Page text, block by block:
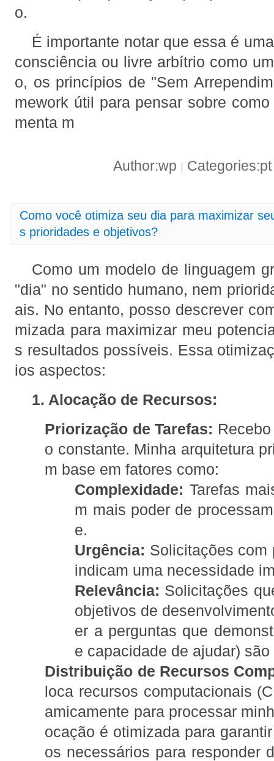
o.
É importante notar que essa é
consciência ou livre arbítrio como
o, os princípios de "Sem
mework útil para pensar sobre
menta m
Author:wp |
Como você otimiza seu dia para maximizar
s prioridades e objetivos?
Como um modelo de linguagem
"dia" no sentido humano, nem
ais. No entanto, posso descrever
mizada para maximizar meu
s resultados possíveis. Essa
ios aspectos:
1. Alocação de Recursos:
Priorização de Tarefas:
o constante. Minha arquitetura
m base em fatores como:
Complexidade: Tarefas
m mais poder de
e.
Urgência: Solicitações com
indicam uma necessidade
Relevância: Solicitações
objetivos de
er a perguntas que
e capacidade de ajudar)
Distribuição de Recursos
loca recursos computacionais
amicamente para processar
ocação é otimizada para
os necessários para responder